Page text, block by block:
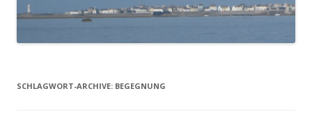
SCHLAGWORT-ARCHIVE: BEGEGNUNG